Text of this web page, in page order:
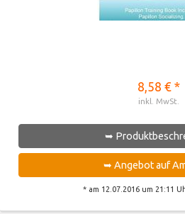
8,58 € *
inkl. MwSt.
➥
➥ Angebot auf
* am 12.07.2016 um 21:11